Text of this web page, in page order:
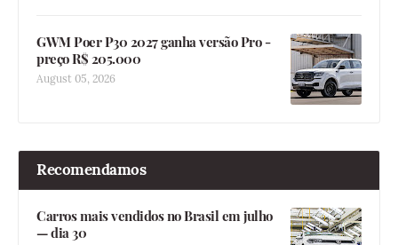
GWM Poer P30 2027 ganha versão Pro -
preço R$ 205.000
August 05, 2026
Recomendamos
Carros mais vendidos no Brasil em julho
— dia 30